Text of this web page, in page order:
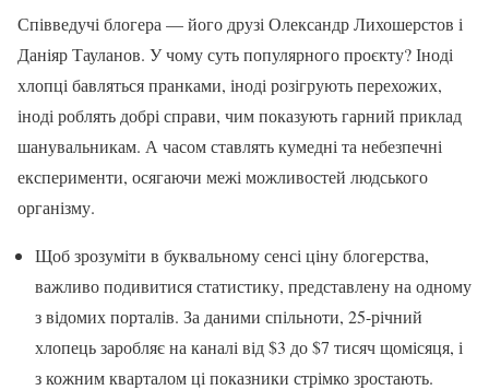
Співведучі блогера — його друзі Олександр Лихошерстов і
Даніяр Тауланов. У чому суть популярного проєкту? Іноді
хлопці бавляться пранками, іноді розігрують перехожих,
іноді роблять добрі справи, чим показують гарний приклад
шанувальникам. А часом ставлять кумедні та небезпечні
експерименти, осягаючи межі можливостей людського
організму.
Щоб зрозуміти в буквальному сенсі ціну блогерства,
важливо подивитися статистику, представлену на одному
з відомих порталів. За даними спільноти, 25-річний
хлопець заробляє на каналі від $3 до $7 тисяч щомісяця, і
з кожним кварталом ці показники стрімко зростають.